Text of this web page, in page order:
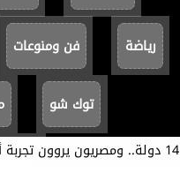
رياضة فن ومنوعات
توك شو